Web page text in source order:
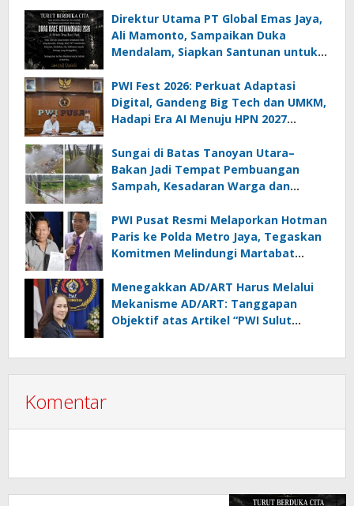
Direktur Utama PT Global Emas Jaya,
Ali Mamonto, Sampaikan Duka
Mendalam, Siapkan Santunan untuk
PWI Fest 2026: Perkuat Adaptasi
Digital, Gandeng Big Tech dan UMKM,
Hadapi Era AI Menuju HPN 2027
Sungai di Batas Tanoyan Utara–
Bakan Jadi Tempat Pembuangan
Sampah, Kesadaran Warga dan
PWI Pusat Resmi Melaporkan Hotman
Paris ke Polda Metro Jaya, Tegaskan
Komitmen Melindungi Martabat
Menegakkan AD/ART Harus Melalui
Mekanisme AD/ART: Tanggapan
Objektif atas Artikel “PWI Sulut
Komentar